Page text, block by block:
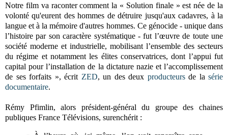
Notre film va raconter comment la « Solution finale » est née de la
volonté qu'eurent des hommes de détruire jusqu'aux cadavres, à la
langue et à la mémoire d'autres hommes. Ce génocide - unique dans
l’histoire par son caractère systématique - fut l’œuvre de toute une
société moderne et industrielle, mobilisant l’ensemble des secteurs
du régime et notamment les élites conservatrices, dont l’appui fut
capital pour l’installation de la dictature nazie et l’accomplissement
de ses forfaits », écrit ZED, un des deux producteursde la série
documentaire.
Rémy Pfimlin, alors président-général du groupe des chaines
publiques France Télévisions, surenchérit :